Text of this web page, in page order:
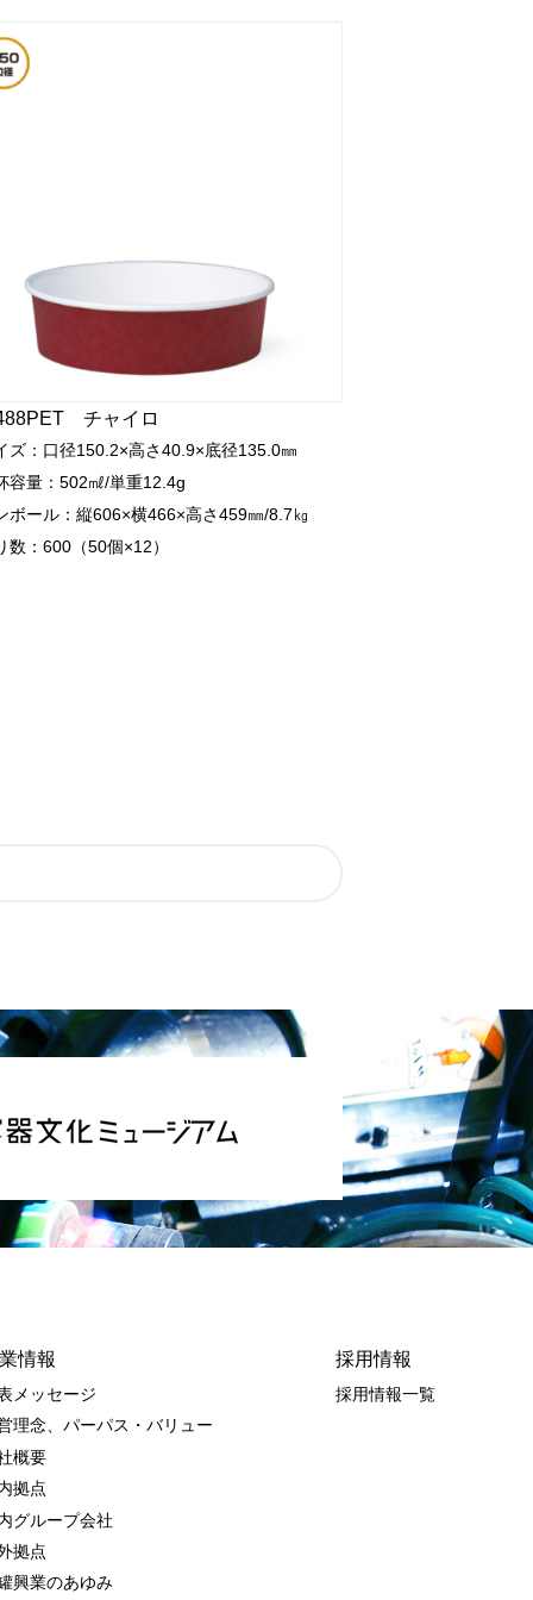
チャイロ
ズ：口径150.2×高さ40.9×底径135.0㎜
容量：502㎖/単重12.4g
ボール：縦606×横466×高さ459㎜/8.7㎏
数：600（50個×12）
情報
メッセージ
理念、パーパス・バリュー
概要
拠点
グループ会社
拠点
興業のあゆみ
採用情報
採用情報一覧